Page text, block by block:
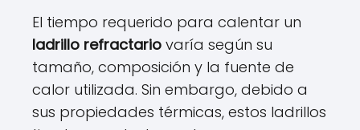
El tiempo requerido para calentar un
ladrillo refractario varía según su
tamaño, composición y la fuente de
calor utilizada. Sin embargo, debido a
sus propiedades térmicas, estos ladrillos